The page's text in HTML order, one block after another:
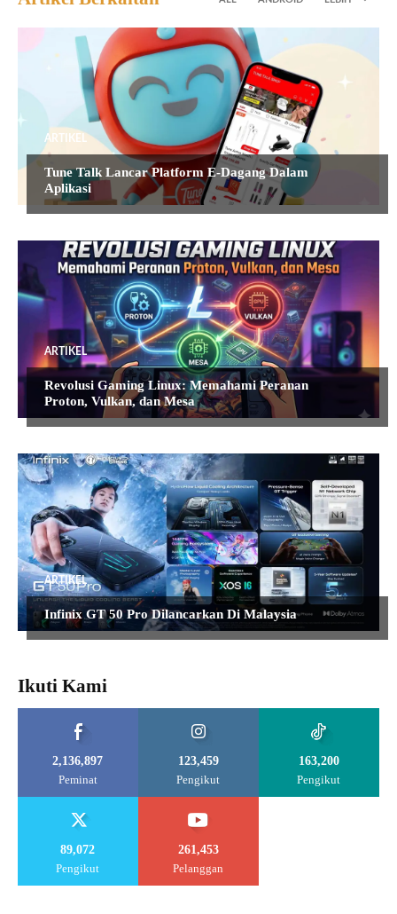
ARTIKEL
Tune Talk Lancar Platform E-Dagang Dalam
Aplikasi
ARTIKEL
Revolusi Gaming Linux: Memahami Peranan
Proton, Vulkan, dan Mesa
ARTIKEL
Infinix GT 50 Pro Dilancarkan Di Malaysia
Ikuti Kami
2,136,897
Peminat
123,459
Pengikut
163,200
Pengikut
89,072
Pengikut
261,453
Pelanggan